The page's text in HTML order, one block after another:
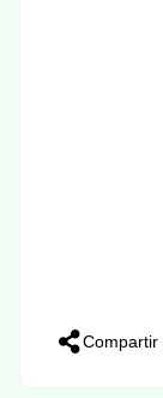
Compartir